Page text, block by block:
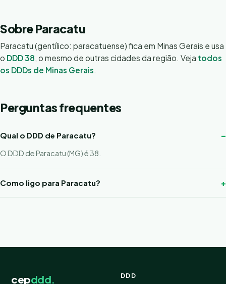
Sobre Paracatu
Paracatu (gentílico: paracatuense) fica em Minas Gerais e usa
o DDD 38, o mesmo de outras cidades da região. Veja todos
os DDDs de Minas Gerais.
Perguntas frequentes
Qual o DDD de Paracatu?
O DDD de Paracatu (MG) é 38.
Como ligo para Paracatu?
cepddd. DDD